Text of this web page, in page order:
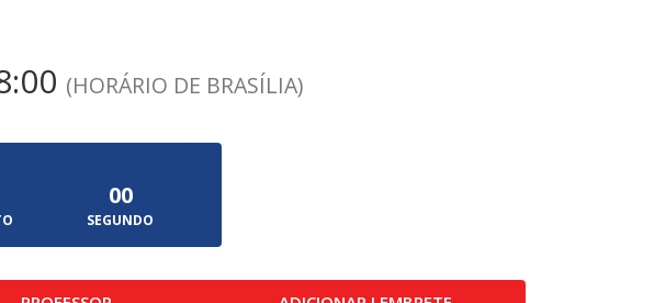
(HORÁRIO DE BRASÍLIA)
00
SEGUNDO